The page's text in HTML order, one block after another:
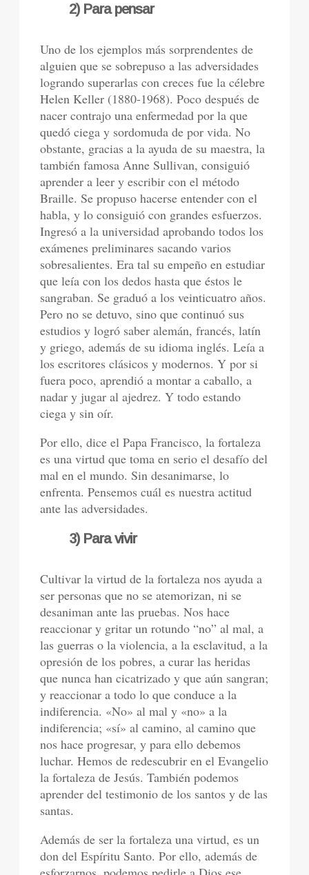
2) Para pensar
Uno de los ejemplos más sorprendentes de
alguien que se sobrepuso a las adversidades
logrando superarlas con creces fue la célebre
Helen Keller (1880-1968). Poco después de
nacer contrajo una enfermedad por la que
quedó ciega y sordomuda de por vida. No
obstante, gracias a la ayuda de su maestra, la
también famosa Anne Sullivan, consiguió
aprender a leer y escribir con el método
Braille. Se propuso hacerse entender con el
habla, y lo consiguió con grandes esfuerzos.
Ingresó a la universidad aprobando todos los
exámenes preliminares sacando varios
sobresalientes. Era tal su empeño en estudiar
que leía con los dedos hasta que éstos le
sangraban. Se graduó a los veinticuatro años.
Pero no se detuvo, sino que continuó sus
estudios y logró saber alemán, francés, latín
y griego, además de su idioma inglés. Leía a
los escritores clásicos y modernos. Y por si
fuera poco, aprendió a montar a caballo, a
nadar y jugar al ajedrez. Y todo estando
ciega y sin oír.
Por ello, dice el Papa Francisco, la fortaleza
es una virtud que toma en serio el desafío del
mal en el mundo. Sin desanimarse, lo
enfrenta. Pensemos cuál es nuestra actitud
ante las adversidades.
3) Para vivir
Cultivar la virtud de la fortaleza nos ayuda a
ser personas que no se atemorizan, ni se
desaniman ante las pruebas. Nos hace
reaccionar y gritar un rotundo “no” al mal, a
las guerras o la violencia, a la esclavitud, a la
opresión de los pobres, a curar las heridas
que nunca han cicatrizado y que aún sangran;
y reaccionar a todo lo que conduce a la
indiferencia. «No» al mal y «no» a la
indiferencia; «sí» al camino, al camino que
nos hace progresar, y para ello debemos
luchar. Hemos de redescubrir en el Evangelio
la fortaleza de Jesús. También podemos
aprender del testimonio de los santos y de las
santas.
Además de ser la fortaleza una virtud, es un
don del Espíritu Santo. Por ello, además de